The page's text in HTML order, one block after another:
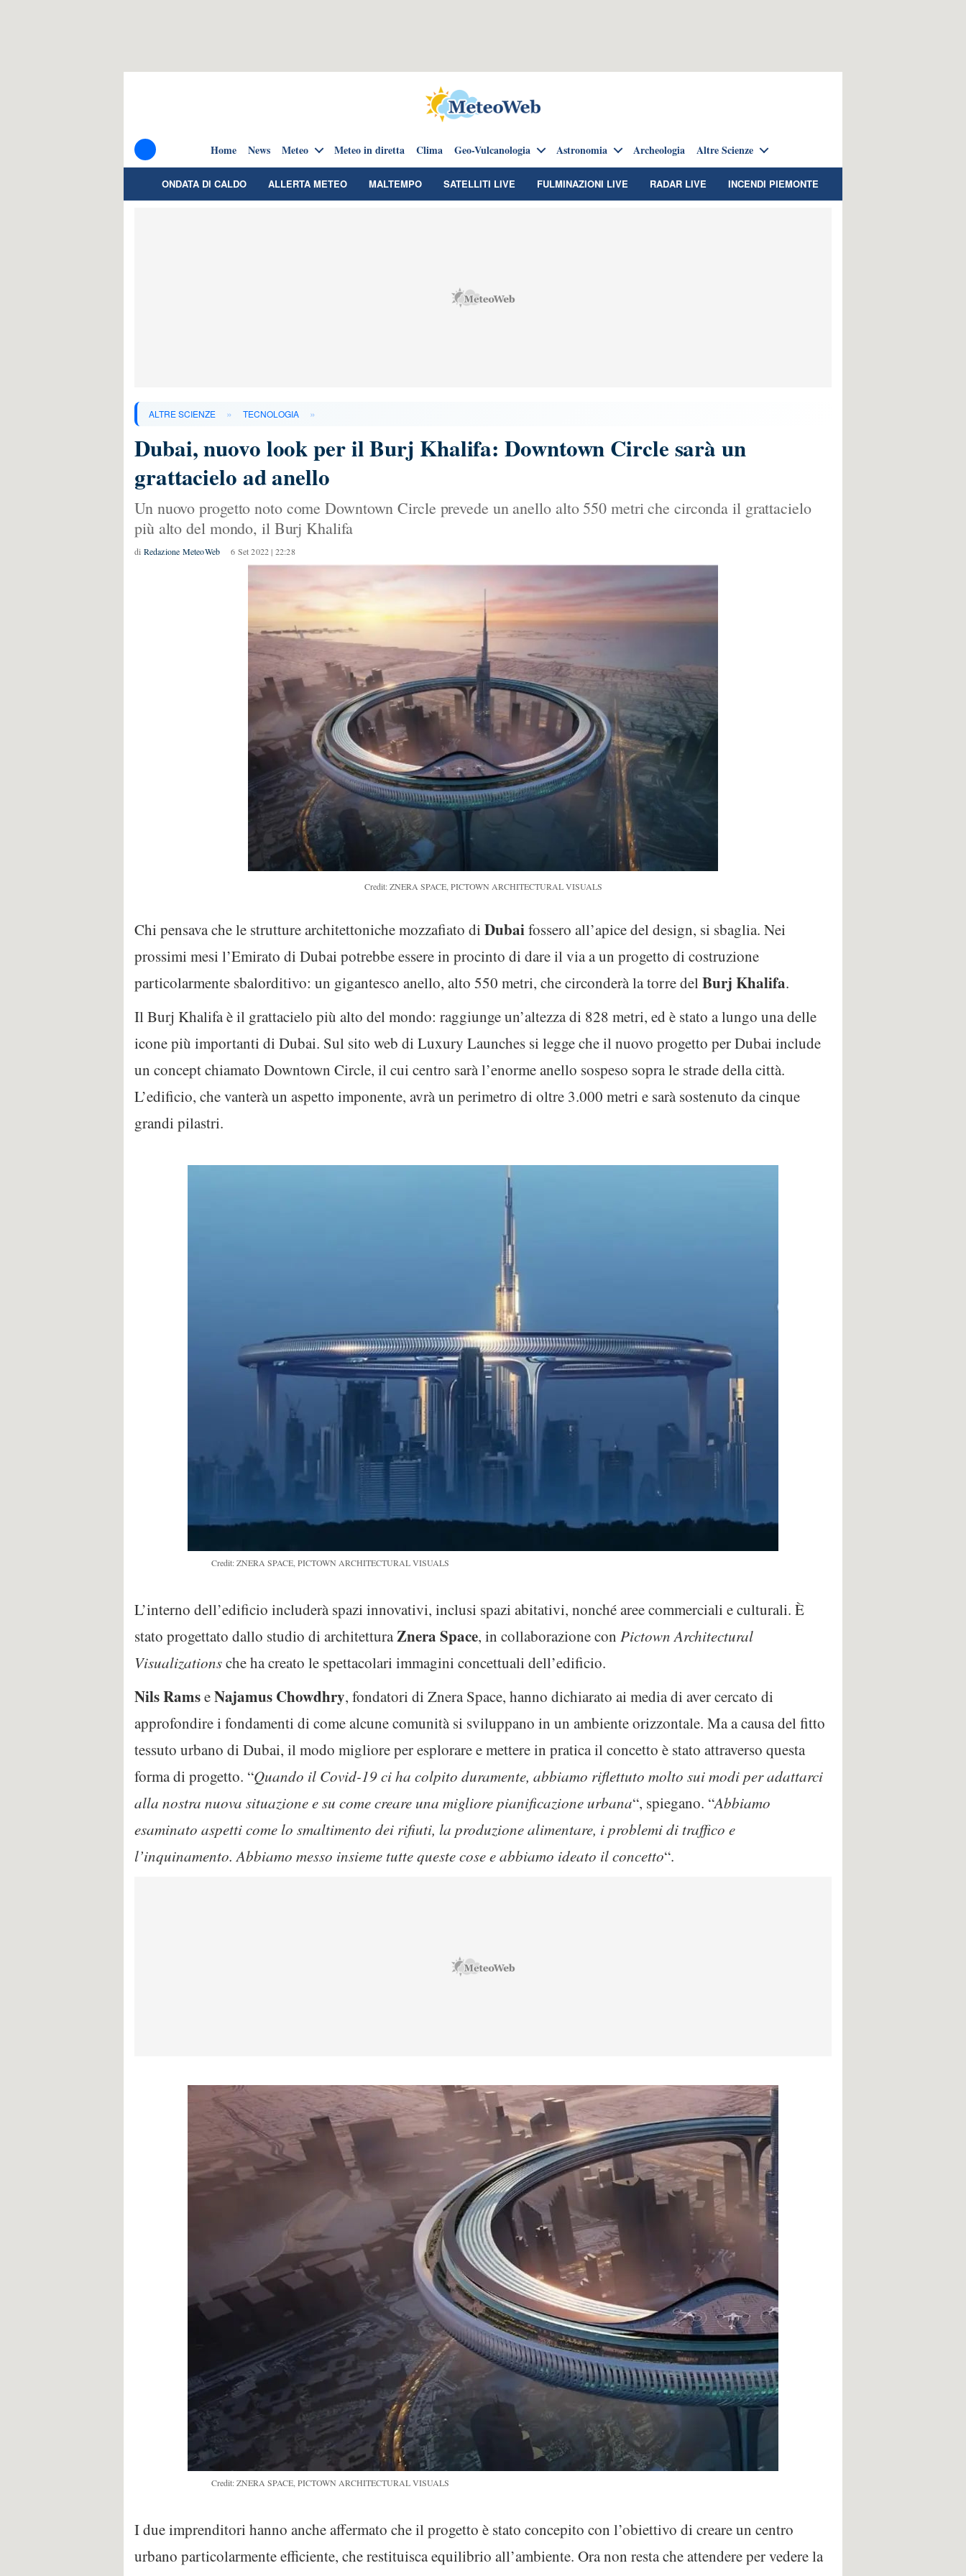
Home News Meteo Meteo in diretta Clima Geo-Vulcanologia Astronomia Archeologia Altre Scienze
ONDATA DI CALDO ALLERTA METEO MALTEMPO SATELLITI LIVE FULMINAZIONI LIVE RADAR LIVE INCENDI PIEMONTE
ALTRE SCIENZE » TECNOLOGIA »
Dubai, nuovo look per il Burj Khalifa: Downtown Circle sarà un
grattacielo ad anello
Un nuovo progetto noto come Downtown Circle prevede un anello alto 550 metri che circonda il grattacielo
più alto del mondo, il Burj Khalifa
di Redazione MeteoWeb 6 Set 2022 | 22:28
Credit: ZNERA SPACE, PICTOWN ARCHITECTURAL VISUALS
Chi pensava che le strutture architettoniche mozzafiato di Dubaifossero all’apice del design, si sbaglia. Nei
prossimi mesi l’Emirato di Dubai potrebbe essere in procinto di dare il via a un progetto di costruzione
particolarmente sbalorditivo: un gigantesco anello, alto 550 metri, che circonderà la torre delBurj Khalifa.
Il Burj Khalifa è il grattacielo più alto del mondo: raggiunge un’altezza di 828 metri, ed è stato a lungo una delle
icone più importanti di Dubai. Sul sito web di Luxury Launches si legge che il nuovo progetto per Dubai include
un concept chiamato Downtown Circle, il cui centro sarà l’enorme anello sospeso sopra le strade della città.
L’edificio, che vanterà un aspetto imponente, avrà un perimetro di oltre 3.000 metri e sarà sostenuto da cinque
grandi pilastri.
Credit: ZNERA SPACE, PICTOWN ARCHITECTURAL VISUALS
L’interno dell’edificio includerà spazi innovativi, inclusi spazi abitativi, nonché aree commerciali e culturali. È
stato progettato dallo studio di architetturaZnera Space, in collaborazione con Pictown Architectural
Visualizationsche ha creato le spettacolari immagini concettuali dell’edificio.
Nils RamseNajamus Chowdhry, fondatori di Znera Space, hanno dichiarato ai media di aver cercato di
approfondire i fondamenti di come alcune comunità si sviluppano in un ambiente orizzontale. Ma a causa del fitto
tessuto urbano di Dubai, il modo migliore per esplorare e mettere in pratica il concetto è stato attraverso questa
forma di progetto. “Quando il Covid-19 ci ha colpito duramente, abbiamo riflettuto molto sui modi per adattarci
alla nostra nuova situazione e su come creare una migliore pianificazione urbana“, spiegano. “Abbiamo
esaminato aspetti come lo smaltimento dei rifiuti, la produzione alimentare, i problemi di traffico e
l’inquinamento. Abbiamo messo insieme tutte queste cose e abbiamo ideato il concetto“.
Credit: ZNERA SPACE, PICTOWN ARCHITECTURAL VISUALS
I due imprenditori hanno anche affermato che il progetto è stato concepito con l’obiettivo di creare un centro
urbano particolarmente efficiente, che restituisca equilibrio all’ambiente. Ora non resta che attendere per vedere la